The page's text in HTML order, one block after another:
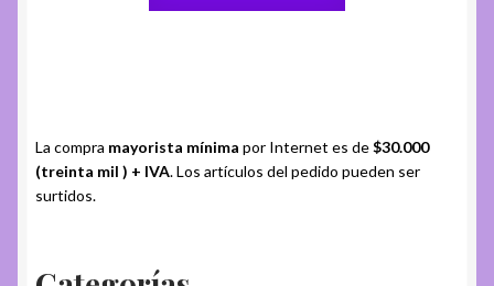
La compra mayorista mínima por Internet es de$30.000
(treinta mil ) + IVA. Los artículos del pedido pueden ser
surtidos.